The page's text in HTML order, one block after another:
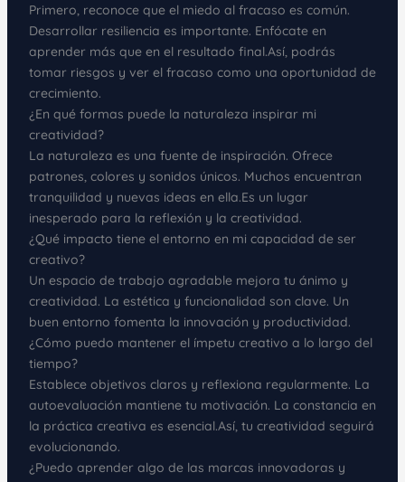
Primero, reconoce que el miedo al fracaso es común.
Desarrollar resiliencia es importante. Enfócate en
aprender más que en el resultado final.Así, podrás
tomar riesgos y ver el fracaso como una oportunidad de
crecimiento.
¿En qué formas puede la naturaleza inspirar mi
creatividad?
La naturaleza es una fuente de inspiración. Ofrece
patrones, colores y sonidos únicos. Muchos encuentran
tranquilidad y nuevas ideas en ella.Es un lugar
inesperado para la reflexión y la creatividad.
¿Qué impacto tiene el entorno en mi capacidad de ser
creativo?
Un espacio de trabajo agradable mejora tu ánimo y
creatividad. La estética y funcionalidad son clave. Un
buen entorno fomenta la innovación y productividad.
¿Cómo puedo mantener el ímpetu creativo a lo largo del
tiempo?
Establece objetivos claros y reflexiona regularmente. La
autoevaluación mantiene tu motivación. La constancia en
la práctica creativa es esencial.Así, tu creatividad seguirá
evolucionando.
¿Puedo aprender algo de las marcas innovadoras y